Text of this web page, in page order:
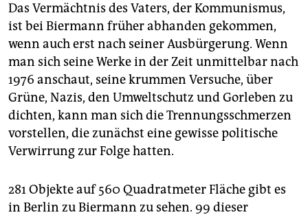
Das Vermächtnis des Vaters, der Kommunismus,
ist bei Biermann früher abhanden gekommen,
wenn auch erst nach seiner Ausbürgerung. Wenn
man sich seine Werke in der Zeit unmittelbar nach
1976 anschaut, seine krummen Versuche, über
Grüne, Nazis, den Umweltschutz und Gorleben zu
dichten, kann man sich die Trennungsschmerzen
vorstellen, die zunächst eine gewisse politische
Verwirrung zur Folge hatten.
281 Objekte auf 560 Quadratmeter Fläche gibt es
in Berlin zu Biermann zu sehen. 99 dieser